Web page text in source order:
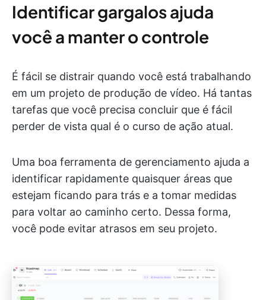
Identificar gargalos ajuda
você a manter o controle
É fácil se distrair quando você está trabalhando
em um projeto de produção de vídeo. Há tantas
tarefas que você precisa concluir que é fácil
perder de vista qual é o curso de ação atual.
Uma boa ferramenta de gerenciamento ajuda a
identificar rapidamente quaisquer áreas que
estejam ficando para trás e a tomar medidas
para voltar ao caminho certo. Dessa forma,
você pode evitar atrasos em seu projeto.